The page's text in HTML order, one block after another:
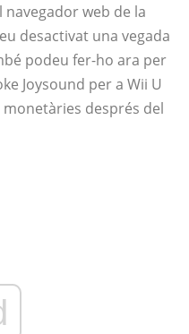
web de la
desactivat una vegada
podeu fer-ho ara per
Joysound per a Wii U
després del